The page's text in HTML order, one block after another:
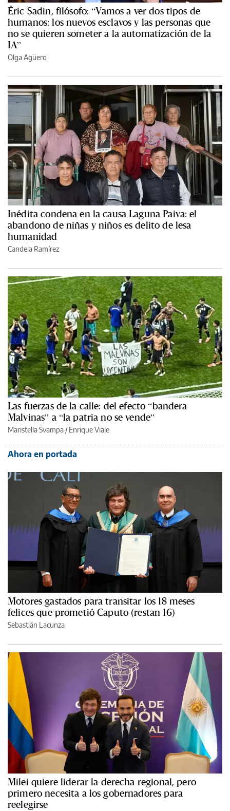
Èric Sadin, filósofo: “Vamos a ver dos tipos de
humanos: los nuevos esclavos y las personas que
no se quieren someter a la automatización de la
IA”
Olga Agüero
Inédita condena en la causa Laguna Paiva: el
abandono de niñas y niños es delito de lesa
humanidad
Candela Ramírez
Las fuerzas de la calle: del efecto “bandera
Malvinas” a “la patria no se vende”
Maristella Svampa /Enrique Viale
Ahora en portada
Motores gastados para transitar los 18 meses
felices que prometió Caputo (restan 16)
Sebastián Lacunza
Milei quiere liderar la derecha regional, pero
primero necesita a los gobernadores para
reelegirse